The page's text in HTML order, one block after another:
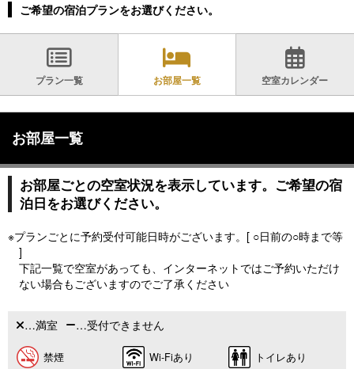
ご希望の宿泊プランをお選びください。
プラン一覧 お部屋一覧 空室カレンダー
お部屋一覧
お部屋ごとの空室状況を表示しています。ご希望の宿
泊日をお選びください。
※プランごとに予約受付可能日時がございます。[ ○日前の○時まで等
]
下記一覧で空室があっても、インターネットではご予約いただけ
ない場合もございますのでご了承ください
…満室 …受付できません
禁煙 Wi-Fiあり トイレあり